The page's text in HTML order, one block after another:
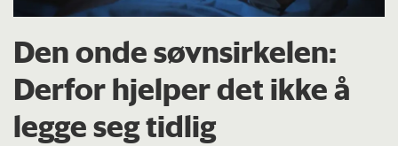
Den onde søvnsirkelen:
Derfor hjelper det ikke å
legge seg tidlig